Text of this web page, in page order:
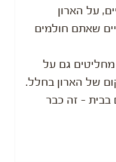
על הארון
שאתם חולמים
מחליטים גם על
של הארון בחלל.
בבית - זה כבר